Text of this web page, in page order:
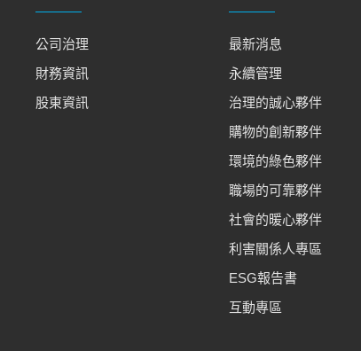
公司治理
財務資訊
股東資訊
最新消息
永續管理
治理的誠心夥伴
購物的創新夥伴
環境的綠色夥伴
職場的可靠夥伴
社會的暖心夥伴
利害關係人專區
ESG報告書
互動專區